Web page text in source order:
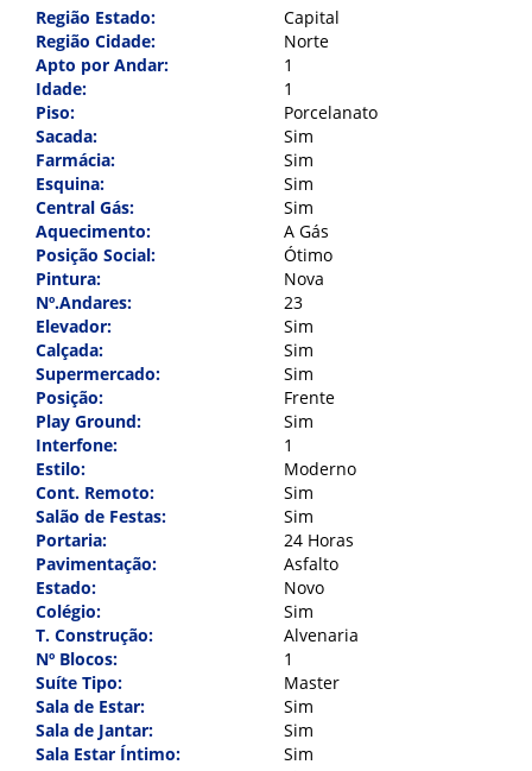
Região Estado:
Capital
Região Cidade:
Norte
Apto por Andar:
1
Idade:
1
Piso:
Porcelanato
Sacada:
Sim
Farmácia:
Sim
Esquina:
Sim
Central Gás:
Sim
Aquecimento:
A Gás
Posição Social:
Ótimo
Pintura:
Nova
Nº.Andares:
23
Elevador:
Sim
Calçada:
Sim
Supermercado:
Sim
Posição:
Frente
Play Ground:
Sim
Interfone:
1
Estilo:
Moderno
Cont. Remoto:
Sim
Salão de Festas:
Sim
Portaria:
24 Horas
Pavimentação:
Asfalto
Estado:
Novo
Colégio:
Sim
T. Construção:
Alvenaria
Nº Blocos:
1
Suíte Tipo:
Master
Sala de Estar:
Sim
Sala de Jantar:
Sim
Sala Estar Íntimo:
Sim
Indique para um amigo
Nome: *
E-mail:
Mensagem:
Indicar
Voltar
Cadastre-se para salvar seus
Preencha seu e-mail: *
Cadastrar